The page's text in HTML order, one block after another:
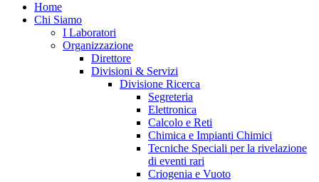
Home
Chi Siamo
I Laboratori
Organizzazione
Direttore
Divisioni & Servizi
Divisione Ricerca
Segreteria
Elettronica
Calcolo e Reti
Chimica e Impianti Chimici
Tecniche Speciali per la rivelazione
di eventi rari
Criogenia e Vuoto